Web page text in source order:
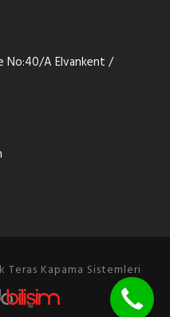
No:40/A Elvankent /
Kapama Sistemleri